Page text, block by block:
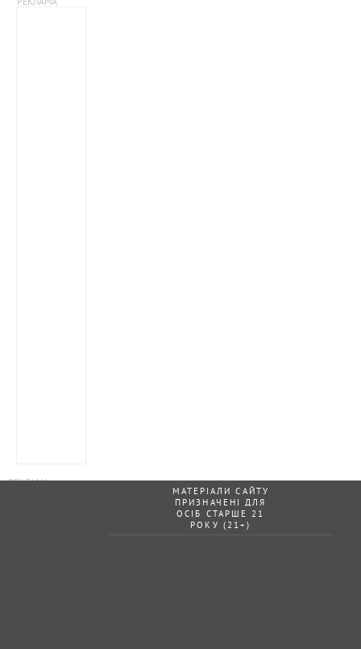
МАТЕРІАЛИ САЙТУ
ПРИЗНАЧЕНІ ДЛЯ
ОСІБ СТАРШЕ 21
РОКУ (21+)